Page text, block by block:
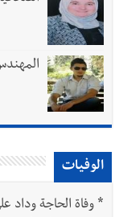
الوفيات
*